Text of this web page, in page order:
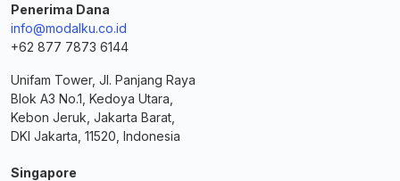
Penerima Dana
info@modalku.co.id
+62 877 7873 6144
Unifam Tower, Jl. Panjang Raya
Blok A3 No.1, Kedoya Utara,
Kebon Jeruk, Jakarta Barat,
DKI Jakarta, 11520, Indonesia
Singapore